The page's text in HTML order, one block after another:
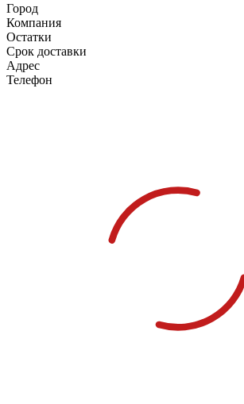
Город
Компания
Остатки
Срок доставки
Адрес
Телефон